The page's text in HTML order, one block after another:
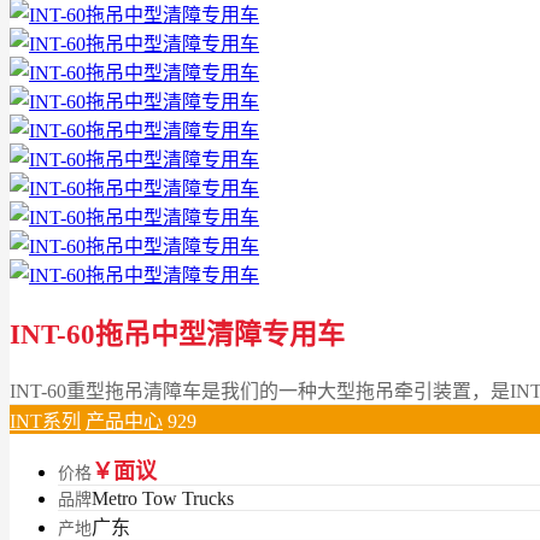
INT-60拖吊中型清障专用车
INT-60重型拖吊清障车是我们的一种大型拖吊牵引装置，是INT
INT系列 产品中心 929
价格 ￥面议
品牌Metro Tow Trucks
产地广东